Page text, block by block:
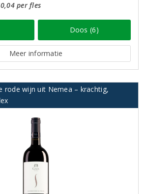
per fles
Doos (6)
Meer informatie
rode wijn uit Nemea – krachtig,